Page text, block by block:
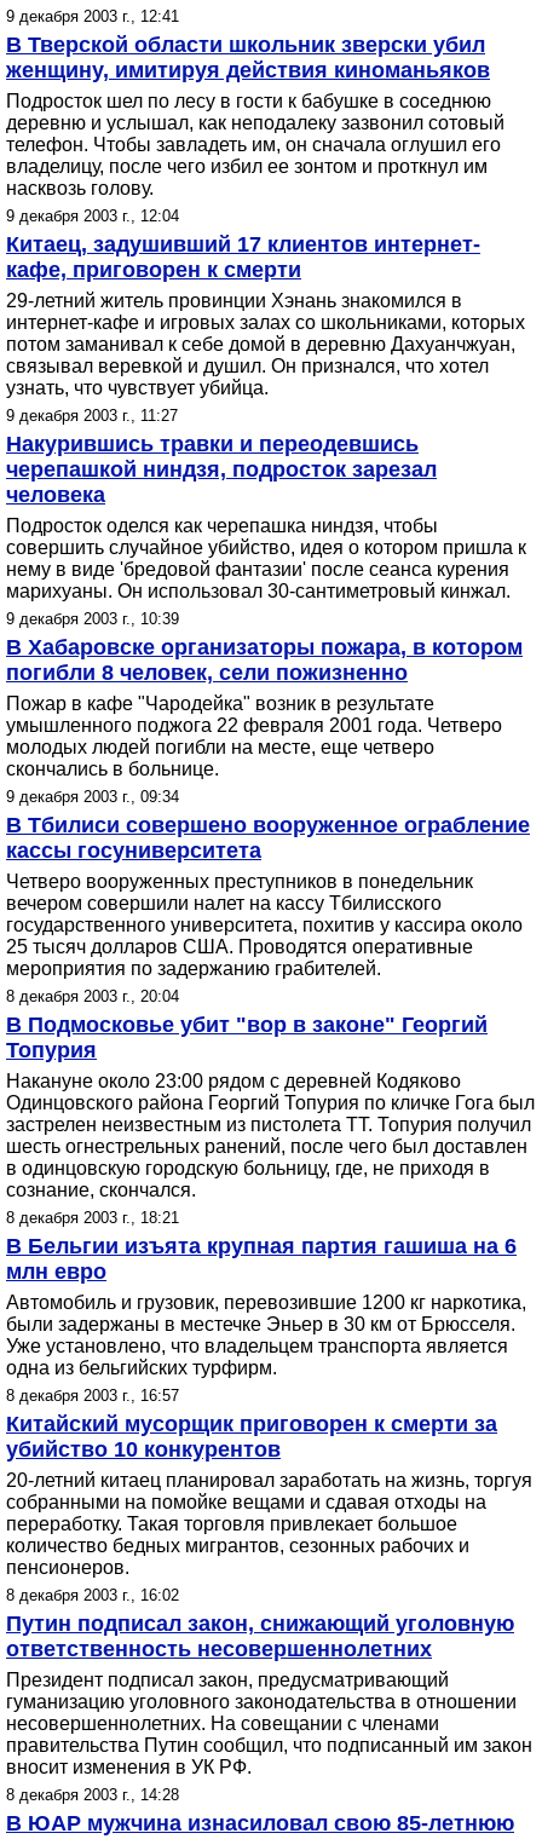
9 декабря 2003 г., 12:41
В Тверской области школьник зверски убил
женщину, имитируя действия киноманьяков
Подросток шел по лесу в гости к бабушке в соседнюю
деревню и услышал, как неподалеку зазвонил сотовый
телефон. Чтобы завладеть им, он сначала оглушил его
владелицу, после чего избил ее зонтом и проткнул им
насквозь голову.
9 декабря 2003 г., 12:04
Китаец, задушивший 17 клиентов интернет-
кафе, приговорен к смерти
29-летний житель провинции Хэнань знакомился в
интернет-кафе и игровых залах со школьниками, которых
потом заманивал к себе домой в деревню Дахуанчжуан,
связывал веревкой и душил. Он признался, что хотел
узнать, что чувствует убийца.
9 декабря 2003 г., 11:27
Накурившись травки и переодевшись
черепашкой ниндзя, подросток зарезал
человека
Подросток оделся как черепашка ниндзя, чтобы
совершить случайное убийство, идея о котором пришла к
нему в виде 'бредовой фантазии' после сеанса курения
марихуаны. Он использовал 30-сантиметровый кинжал.
9 декабря 2003 г., 10:39
В Хабаровске организаторы пожара, в котором
погибли 8 человек, сели пожизненно
Пожар в кафе "Чародейка" возник в результате
умышленного поджога 22 февраля 2001 года. Четверо
молодых людей погибли на месте, еще четверо
скончались в больнице.
9 декабря 2003 г., 09:34
В Тбилиси совершено вооруженное ограбление
кассы госуниверситета
Четверо вооруженных преступников в понедельник
вечером совершили налет на кассу Тбилисского
государственного университета, похитив у кассира около
25 тысяч долларов США. Проводятся оперативные
мероприятия по задержанию грабителей.
8 декабря 2003 г., 20:04
В Подмосковье убит "вор в законе" Георгий
Топурия
Накануне около 23:00 рядом с деревней Кодяково
Одинцовского района Георгий Топурия по кличке Гога был
застрелен неизвестным из пистолета ТТ. Топурия получил
шесть огнестрельных ранений, после чего был доставлен
в одинцовскую городскую больницу, где, не приходя в
сознание, скончался.
8 декабря 2003 г., 18:21
В Бельгии изъята крупная партия гашиша на 6
млн евро
Автомобиль и грузовик, перевозившие 1200 кг наркотика,
были задержаны в местечке Эньер в 30 км от Брюсселя.
Уже установлено, что владельцем транспорта является
одна из бельгийских турфирм.
8 декабря 2003 г., 16:57
Китайский мусорщик приговорен к смерти за
убийство 10 конкурентов
20-летний китаец планировал заработать на жизнь, торгуя
собранными на помойке вещами и сдавая отходы на
переработку. Такая торговля привлекает большое
количество бедных мигрантов, сезонных рабочих и
пенсионеров.
8 декабря 2003 г., 16:02
Путин подписал закон, снижающий уголовную
ответственность несовершеннолетних
Президент подписал закон, предусматривающий
гуманизацию уголовного законодательства в отношении
несовершеннолетних. На совещании с членами
правительства Путин сообщил, что подписанный им закон
вносит изменения в УК РФ.
8 декабря 2003 г., 14:28
В ЮАР мужчина изнасиловал свою 85-летнюю